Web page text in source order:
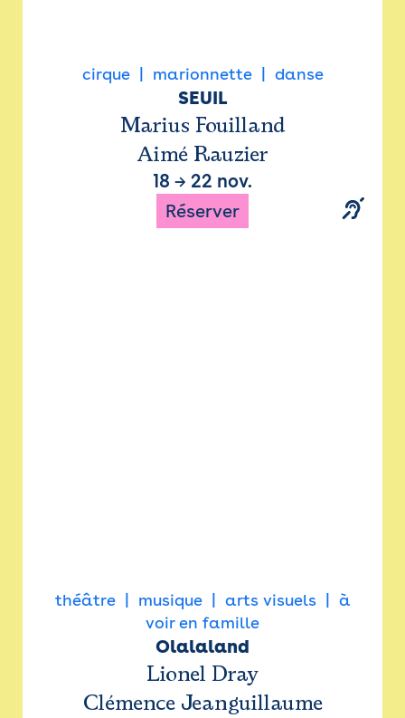
cirque marionnette danse
SEUIL
Marius Fouilland
Aimé Rauzier
18 → 22 nov.
Réserver
théâtre musique arts visuels
à
voir en famille
Olalaland
Lionel Dray
Clémence Jeanguillaume